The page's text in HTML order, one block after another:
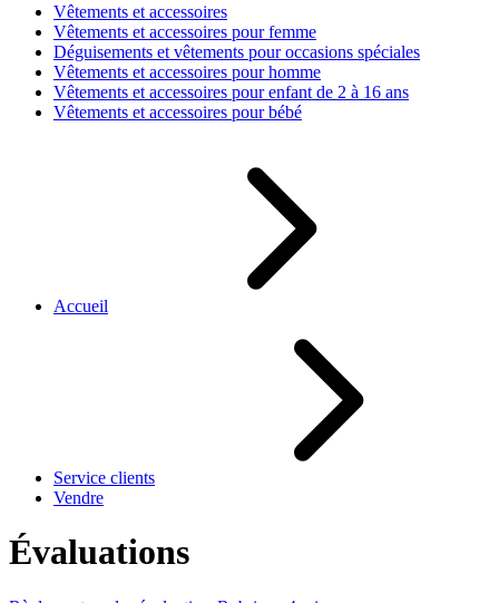
Vêtements et accessoires
Vêtements et accessoires pour femme
Déguisements et vêtements pour occasions spéciales
Vêtements et accessoires pour homme
Vêtements et accessoires pour enfant de 2 à 16 ans
Vêtements et accessoires pour bébé
Accueil
Service clients
Vendre
Évaluations